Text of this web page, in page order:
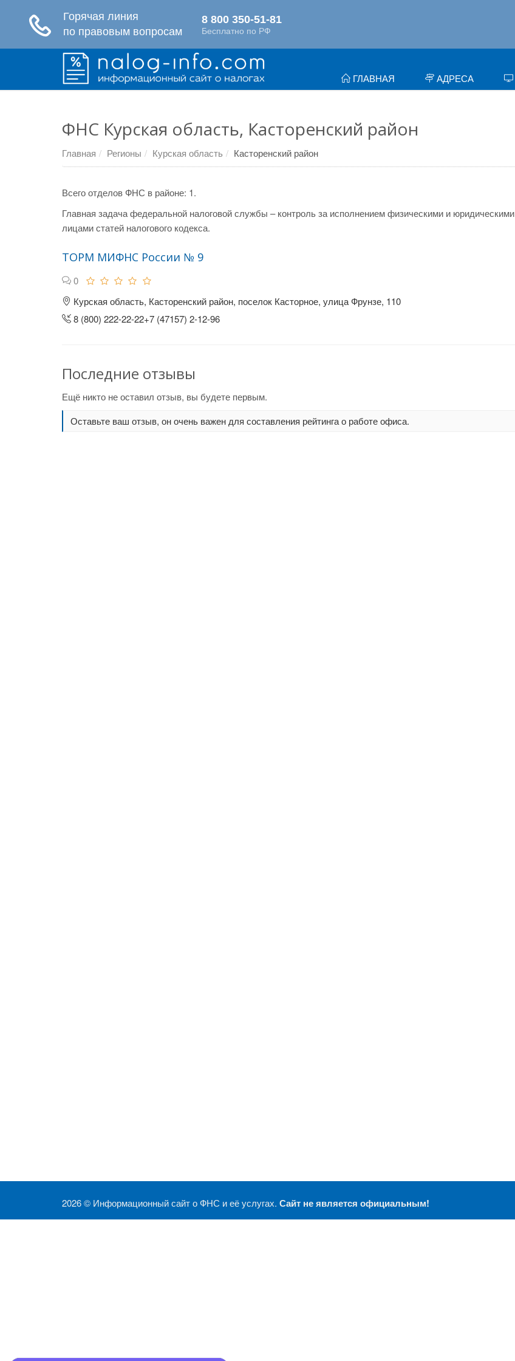
ГЛАВНАЯ АДРЕСА
ФНС Курская область, Касторенский район
Главная Регионы Курская область Касторенский район
Всего отделов ФНС в районе: 1.
Главная задача федеральной налоговой службы – контроль за исполнением физическими и юридическими
лицами статей налогового кодекса.
ТОРМ МИФНС России № 9
0
Курская область, Касторенский район, поселок Касторное, улица Фрунзе, 110
8 (800) 222-22-22+7 (47157) 2-12-96
Последние отзывы
Ещё никто не оставил отзыв, вы будете первым.
Оставьте ваш отзыв, он очень важен для составления рейтинга о работе офиса.
2026 © Информационный сайт о ФНС и её услугах. Сайт не является официальным!